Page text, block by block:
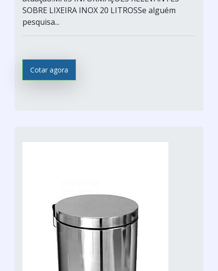
SOBRE LIXEIRA INOX 20 LITROSSe alguém
pesquisa...
Cotar agora